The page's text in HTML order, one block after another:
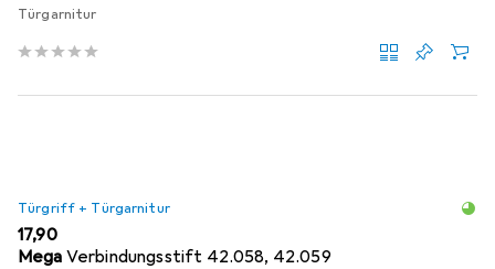
Türgarnitur
Türgriff + Türgarnitur
EUR
17,90
Mega Verbindungsstift 42.058, 42.059